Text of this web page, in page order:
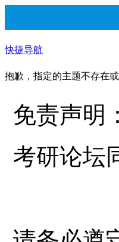
快捷导航
抱歉，指定的主题不存在
免责声明
考研论坛